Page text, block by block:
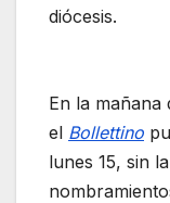
diócesis.
En la mañana
el Bollettino
lunes 15, sin